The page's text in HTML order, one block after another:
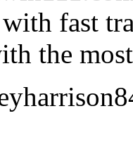
fast
the